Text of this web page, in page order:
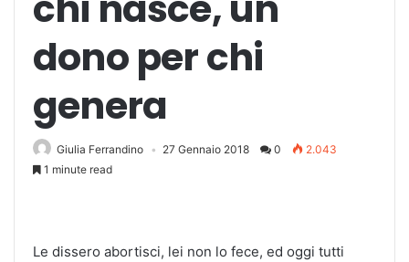
dono per chi
genera
Giulia Ferrandino 27 Gennaio 2018 0
2.043
1 minute read
Le dissero abortisci, lei non lo fece, ed oggi tutti